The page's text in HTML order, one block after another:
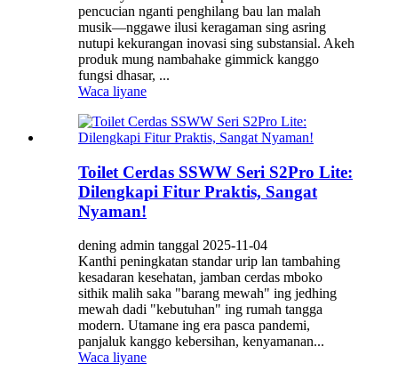
pencucian nganti penghilang bau lan malah
musik—nggawe ilusi keragaman sing asring
nutupi kekurangan inovasi sing substansial. Akeh
produk mung nambahake gimmick kanggo
fungsi dhasar, ...
Waca liyane
Toilet Cerdas SSWW Seri S2Pro Lite:
Dilengkapi Fitur Praktis, Sangat
Nyaman!
dening admin tanggal 2025-11-04
Kanthi peningkatan standar urip lan tambahing
kesadaran kesehatan, jamban cerdas mboko
sithik malih saka "barang mewah" ing jedhing
mewah dadi "kebutuhan" ing rumah tangga
modern. Utamane ing era pasca pandemi,
panjaluk kanggo kebersihan, kenyamanan...
Waca liyane